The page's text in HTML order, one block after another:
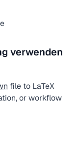
verwenden
file to LaTeX
or workflow